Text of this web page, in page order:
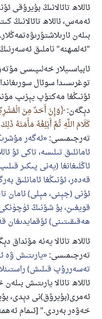
ئاللاھ تائالانىڭ
ئەمەس، ئاللاھ تائالانىڭ
بىلەن
"ئەلمىھنە" ناملىق ئەسەرنىڭ 54-بېتىدە بايان قىلغان].
ئابباسىيلار خەلىپىسى
توغرىسىدا سوئال
ئۇنىڭغا مەكتۇپ يېزىپ
دېگەن: وَإِنْ أَحَدٌ مِنَ
كَلَامَ اللَّهِ ثُمَّ أَبْلِغْهُ مَأْمَنَهُ
تەرجىمىسى: ئەگەر
ئامانلىق تىلىسە، تاكى ئۇ
ئاڭلىغانغا (يەنى پىكىر
قەدەر، ئۇنىڭغا ئامانلىق
ئۇنى (جېنى، مېلى) ئامان
قويغىن، بۇ شۇنىڭ
ھەقىقىتىنى) ئۇقمايدىغان
ئاللاھ تائالا يەنە مۇنداق
تەرجىمىسى: يارىتىش ۋە
تەسەررۇپ قىلىش) راستىنلا
ئاللاھ تائالا يارىتىش
ئەمرى(بۇيرۇق)نى دېدى،
خەۋەر بەردى." [ئىمام